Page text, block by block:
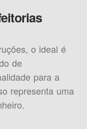
o ideal é
de
para a
representa uma